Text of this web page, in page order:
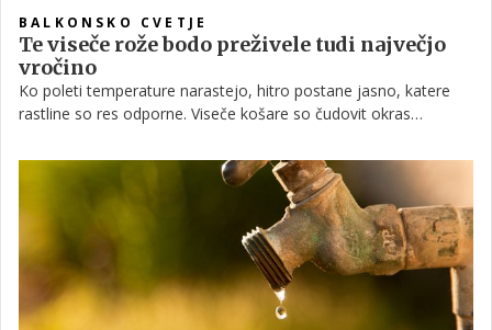
BALKONSKO CVETJE
Te viseče rože bodo preživele tudi največjo
vročino
Ko poleti temperature narastejo, hitro postane jasno, katere
rastline so res odporne. Viseče košare so čudovit okras
segrejejo in izsušijo. Če izberemo prave rastline, lahko v
cvetočem balkonu uživamo vse do jeseni, tudi v najbolj vročih
dneh.